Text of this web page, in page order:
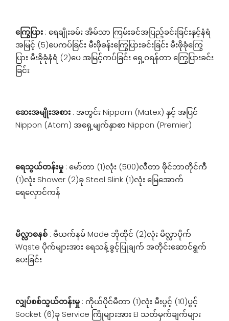
ကြွေပြား : ရေချိုးခမ်း အိမ်သာ ကြမ်းခင်အပြည့်ခင်းခြင်းနှင့်နံရံ
အမြင့် (5)ပေကပ်ခြင်း မီးဖိုခန်းကြွေပြားခင်းခြင်း မီးဖိုခုံကြွေ
ပြား မီးခိုခုံနံရံ (2)ပေ အမြင့်ကပ်ခြင်း ရှေ့ဝရန်တာ ကြွေပြားခင်း
ခြင်း
ဆေးအမျိုးအစား : အတွင်း Nippom (Matex) နှင့် အပြင်
Nippon (Atom) အရှေ့မျက်နှာစာ Nippon (Premier)
ရေသွယ်တန်းမှု : မော်တာ (1)လုံး (500)လီတာ ဖိုင်ဘာတိုင်ကီ
(1)လုံး Shower (2)ခု Steel Slink (1)လုံး မြေအောက်
ရေလှောင်ကန်
မိလ္လာစနစ် : ဗီယက်နမ် Made ဘိုထိုင် (2)လုံး မိလ္လာပိုက်
Wqste ပိုက်များအား ရေသန့်ခွင့်ပြုချက် အတိုင်းဆောင်ရွက်
ပေးခြင်း
လျှပ်စစ်သွယ်တန်းမှု : ကိုယ်ပိုင်မီတာ (1)လုံး မီးပွင့် (10)ပွင့်
Socket (6)ခု Service ကြိုများအား EI သတ်မှက်ချက်များ